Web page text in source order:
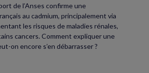
de l’Anses confirme une
au cadmium, principalement via
les risques de maladies rénales,
cancers. Comment expliquer une
on encore s’en débarrasser ?